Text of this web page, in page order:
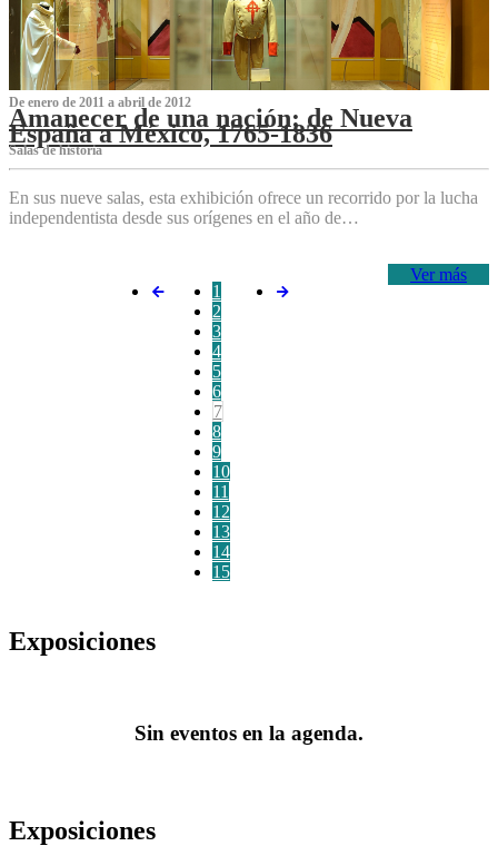
De enero de 2011 a abril de 2012
Amanecer de una nación: de Nueva
España a México, 1765-1836
Salas de historia
En sus nueve salas, esta exhibición ofrece un recorrido por la lucha
independentista desde sus orígenes en el año de…
Ver más
1
2
3
4
5
6
7
8
9
10
11
12
13
14
15
Exposiciones
Sin eventos en la agenda.
Exposiciones